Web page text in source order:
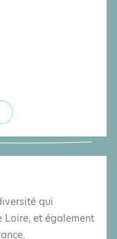
qui
Loire, et également